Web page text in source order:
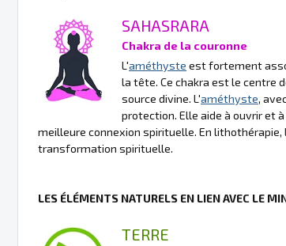
SAHASRARA
Chakra de la couronne
L'améthyste est fortement
la tête. Ce chakra est le centre
source divine. L'améthyste,
protection. Elle aide à ouvrir et
meilleure connexion spirituelle. En lithothérapie,
transformation spirituelle.
LES ÉLÉMENTS NATURELS EN LIEN AVEC LE
TERRE